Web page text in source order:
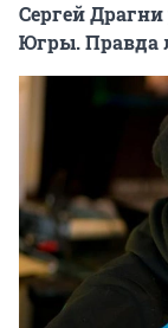
Сергей
Югры. Правда